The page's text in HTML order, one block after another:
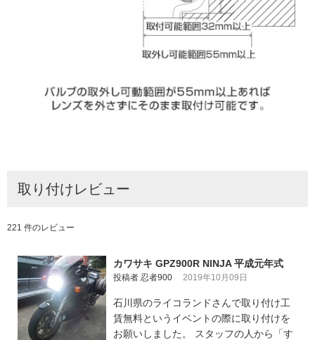
取り付けレビュー
221 件のレビュー
カワサキ GPZ900R NINJA 平成元年式
投稿者 忍者900 2019年10月09日
石川県のライコランドさんで取り付け工
賃無料というイベントの際に取り付けを
お願いしました。 スタッフの人から「す